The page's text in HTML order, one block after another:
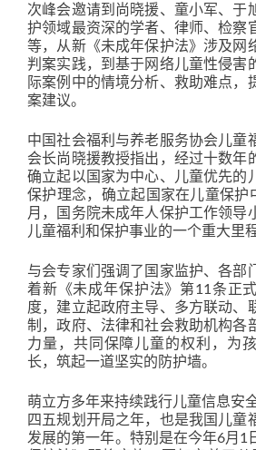
次峰会邀请到尚晓援、童小军、于
护领域最资深的学者、律师、检察
等，从新《未成年保护法》涉及网
判案实践，到基于网络儿童性侵害
际案例中的情境分析、救助难点，
案建议。
中国社会福利与养老服务协会儿童
会长尚晓援教授指出，经过十数年
确立起以国家为中心、儿童优先的
保护理念，确立起国家在儿童保护
月，国务院未成年人保护工作领导
儿童福利和保护事业的一个重大里
与会专家们强调了国家监护、各部
着新《未成年保护法》第11条正
度，建立起政府主导、多方联动、
制，政府、法律和社会救助机构各
力量，共同保障儿童的权利，为
长，筑起一道坚实的防护墙。
萌立方多年来持续践行儿童信息安
四五规划开局之年，也是我国儿童
发展的第一年。特别是在今年6月1